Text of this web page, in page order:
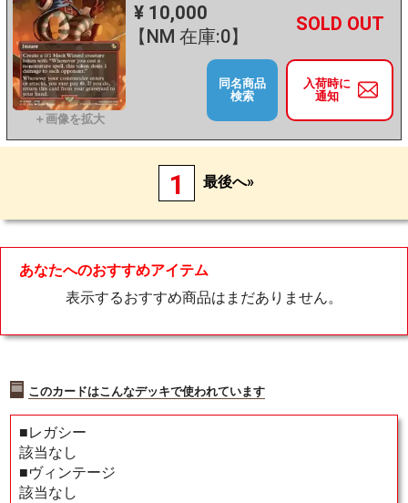
¥ 10,000
【NM 在庫:0】
－ +
入荷時に
通知
同名商品
検索
1 最後へ»
あなたへのおすすめアイテム
表示するおすすめ商品はまだありません。
このカードはこんなデッキで使われています
■レガシー
該当なし
■ヴィンテージ
該当なし